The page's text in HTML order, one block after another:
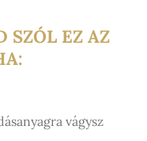
SZÓL EZ AZ
vágysz